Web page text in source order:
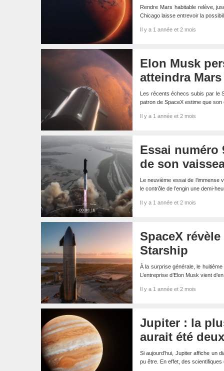
Rendre Mars habitable relève,
Chicago laisse entrevoir la
Il y a 1 année et 2 mois
Elon Musk
atteindra Mars
Les récents échecs subis par le
patron de SpaceX estime que
Il y a 1 année et 2 mois
Essai numéro
de son
Le neuvième essai de l’immense
le contrôle de l’engin une demi-
Il y a 1 année et 2 mois
SpaceX
Starship
À la surprise générale, le
L’entreprise d’Elon Musk vient
Il y a 1 année et 2 mois
Jupiter : la
aurait été
Si aujourd’hui, Jupiter affiche un
pu être. En effet, des